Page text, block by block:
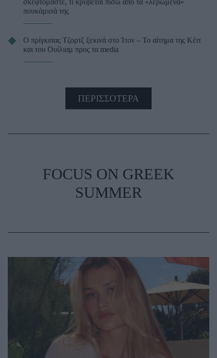
πουκάμισά της
Ο πρίγκιπας Τζορτζ ξεκινά στο Ίτον – Το αίτημα της Κέιτ
και του Ουίλιαμ προς τα media
ΠΕΡΙΣΣΟΤΕΡΑ
FOCUS ON GREEK
SUMMER